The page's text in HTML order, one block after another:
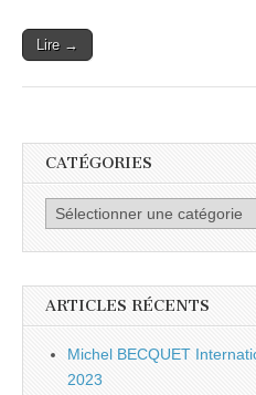
Lire →
CATÉGORIES
Catégories
ARTICLES RÉCENTS
Michel BECQUET
2023